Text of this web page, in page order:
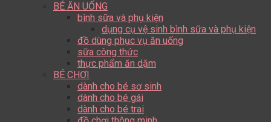
BÉ ĂN UỐNG
bình sữa và phụ kiện
dụng cụ vệ sinh bình sữa và phụ kiện
đồ dùng phục vụ ăn uống
sữa công thức
thực phẩm ăn dặm
BÉ CHƠI
dành cho bé sơ sinh
dành cho bé gái
dành cho bé trai